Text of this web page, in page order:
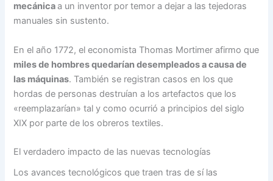
mecánicaa un inventor por temor a dejar a las tejedoras
manuales sin sustento.
En el año 1772, el economista Thomas Mortimer afirmo que
miles de hombres quedarían desempleados a causa de
las máquinas. También se registran casos en los que
hordas de personas destruían a los artefactos que los
«reemplazarían» tal y como ocurrió a principios del siglo
XIX por parte de los obreros textiles.
El verdadero impacto de las nuevas tecnologías
Los avances tecnológicos que traen tras de sí las